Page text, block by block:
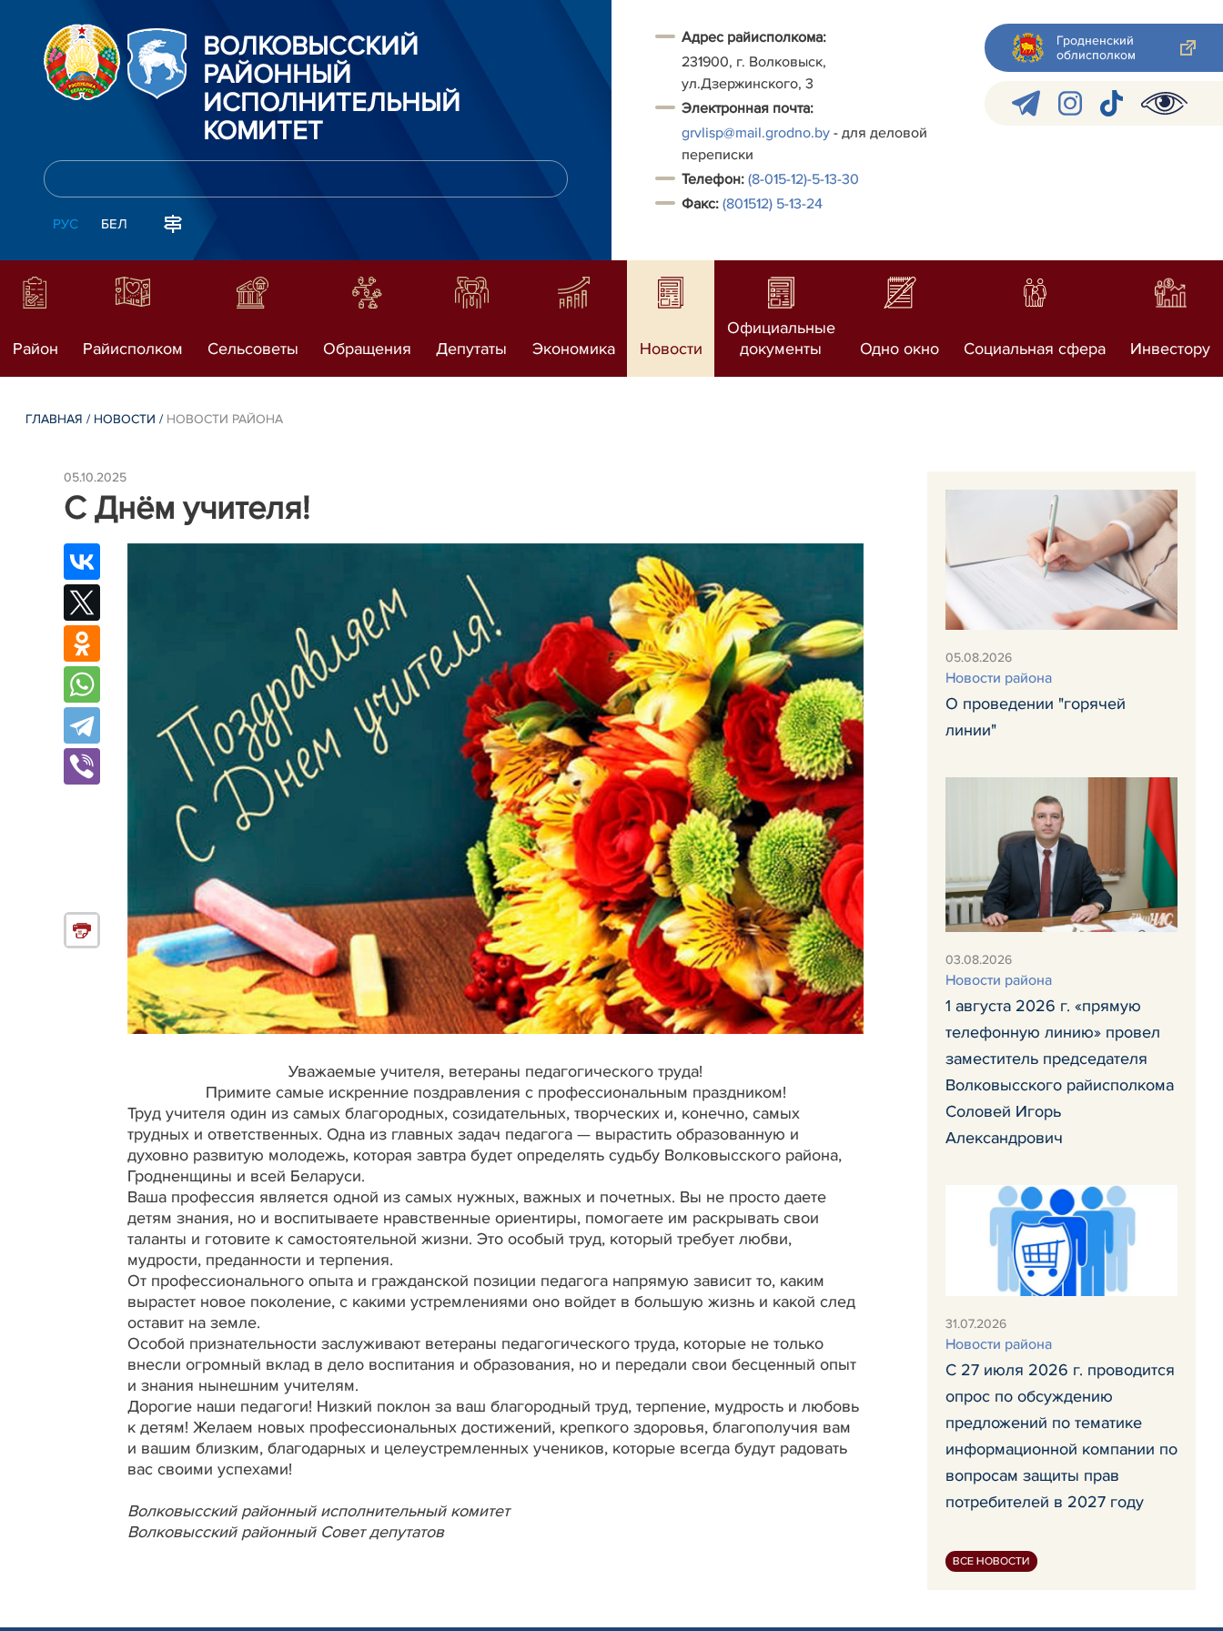
ВОЛКОВЫССКИЙ
РАЙОННЫЙ
ИСПОЛНИТЕЛЬНЫЙ
КОМИТЕТ
РУС БЕЛ
Адрес райисполкома:
231900, г. Волковыск,
ул.Дзержинского, 3
Электронная почта:
grvlisp@mail.grodno.by - для деловой
переписки
Телефон: (8-015-12)-5-13-30
Факс: (801512) 5-13-24
Гродненский
облисполком
Район Райисполком Сельсоветы Обращения Депутаты Экономика Новости
Официальные
документы
Одно окно Социальная сфера Инвестору
ГЛАВНАЯ / НОВОСТИ / НОВОСТИ РАЙОНА
05.10.2025
С Днём учителя!
Уважаемые учителя, ветераны педагогического труда!
Примите самые искренние поздравления с профессиональным праздником!
Труд учителя один из самых благородных, созидательных, творческих и, конечно, самых
трудных и ответственных. Одна из главных задач педагога — вырастить образованную и
духовно развитую молодежь, которая завтра будет определять судьбу Волковысского района,
Гродненщины и всей Беларуси.
Ваша профессия является одной из самых нужных, важных и почетных. Вы не просто даете
детям знания, но и воспитываете нравственные ориентиры, помогаете им раскрывать свои
таланты и готовите к самостоятельной жизни. Это особый труд, который требует любви,
мудрости, преданности и терпения.
От профессионального опыта и гражданской позиции педагога напрямую зависит то, каким
вырастет новое поколение, с какими устремлениями оно войдет в большую жизнь и какой след
оставит на земле.
Особой признательности заслуживают ветераны педагогического труда, которые не только
внесли огромный вклад в дело воспитания и образования, но и передали свои бесценный опыт
и знания нынешним учителям.
Дорогие наши педагоги! Низкий поклон за ваш благородный труд, терпение, мудрость и любовь
к детям! Желаем новых профессиональных достижений, крепкого здоровья, благополучия вам
и вашим близким, благодарных и целеустремленных учеников, которые всегда будут радовать
вас своими успехами!
Волковысский районный исполнительный комитет
Волковысский районный Совет депутатов
05.08.2026
Новости района
О проведении "горячей
линии"
03.08.2026
Новости района
1 августа 2026 г. «прямую
телефонную линию» провел
заместитель председателя
Волковысского райисполкома
Соловей Игорь
Александрович
31.07.2026
Новости района
С 27 июля 2026 г. проводится
опрос по обсуждению
предложений по тематике
информационной компании по
вопросам защиты прав
потребителей в 2027 году
ВСЕ НОВОСТИ